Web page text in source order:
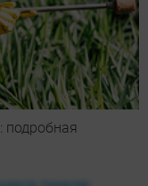
подробная